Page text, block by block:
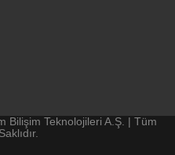
Bilişim Teknolojileri A.Ş. | Tüm